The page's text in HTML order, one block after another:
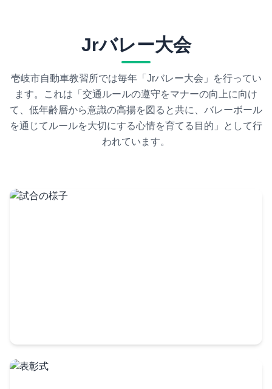
Jrバレー大会
壱岐市自動車教習所では毎年「Jrバレー大会」を行ってい
ます。これは「交通ルールの遵守をマナーの向上に向け
て、低年齢層から意識の高揚を図ると共に、バレーボール
を通じてルールを大切にする心情を育てる目的」として行
われています。